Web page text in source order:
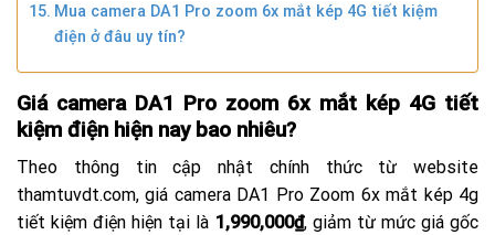
Mua camera DA1 Pro zoom 6x mắt kép 4G tiết kiệm
điện ở đâu uy tín?
Giá camera DA1 Pro zoom 6x mắt kép 4G tiết
kiệm điện hiện nay bao nhiêu?
Theo thông tin cập nhật chính thức từ website
thamtuvdt.com, giá camera DA1 Pro Zoom 6x mắt kép 4g
tiết kiệm điện hiện tại là 1,990,000₫, giảm từ mức giá gốc